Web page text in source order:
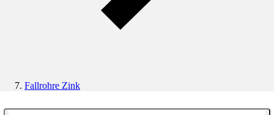
Fallrohre Zink